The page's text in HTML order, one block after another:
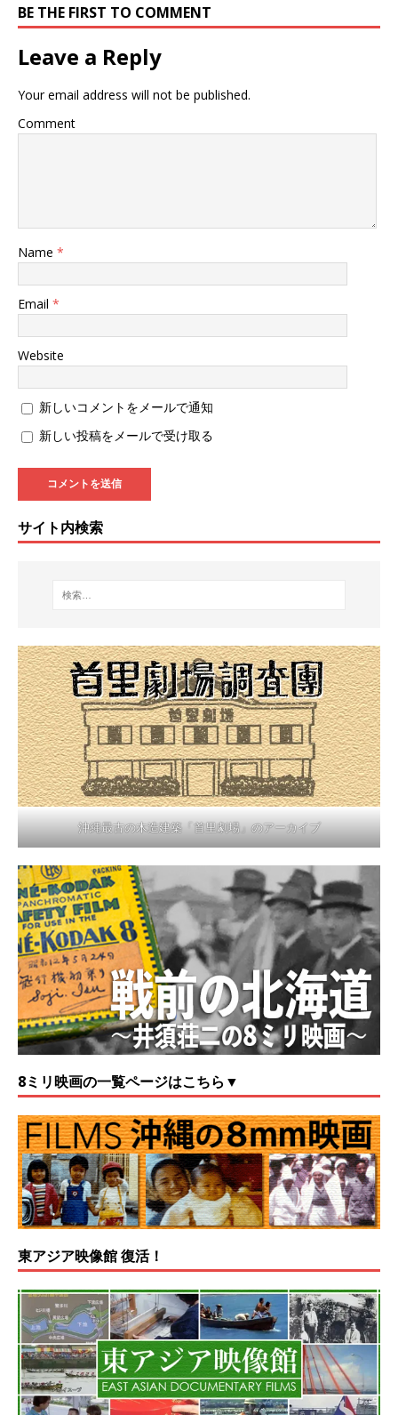
ま
す
)
い
ウ
ィ
ド
ウ
き
ま
す
)
BE THE FIRST TO COMMENT
Leave a Reply
Your email address will not be published.
Comment
Name *
Email *
Website
新しいコメントをメールで通知
新しい投稿をメールで受け取る
サイト内検索
沖縄最古の木造建築「首里劇場」のアーカイブ
8ミリ映画の一覧ページはこちら▼
東アジア映像館 復活！